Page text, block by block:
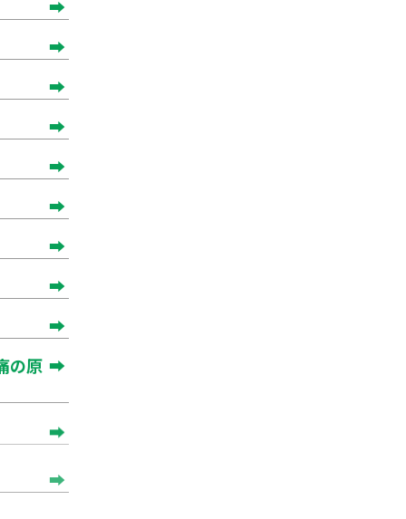
の原